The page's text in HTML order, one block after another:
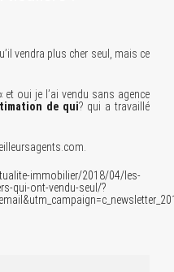
vendra plus cher seul, mais ce
et oui je l’ai vendu sans agence
de qui? qui a travaillé
immobilier/2018/04/les-
qui-ont-vendu-seul/?